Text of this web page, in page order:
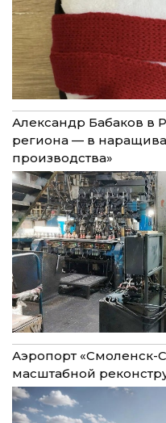
Александр Бабаков в
региона — в
производства»
Аэропорт «Смоленск-
масштабной